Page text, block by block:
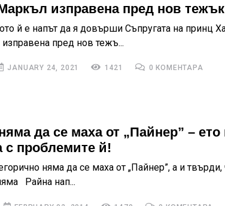
изправена пред нов
й е напът да я довърши Съпругата на принц
пред нов тежъ...
JANUARY 24, 2021 1421 0 КОМЕНТАРА
да се маха от „Пайнер” – ето
с проблемите й!
няма да се маха от „Пайнер”, а и
Райна нап...